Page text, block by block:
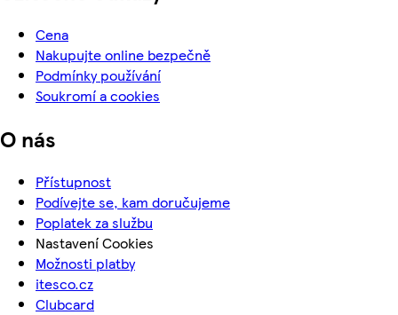
Cena
Nakupujte online bezpečně
Podmínky používání
Soukromí a cookies
O nás
Přístupnost
Podívejte se, kam doručujeme
Poplatek za službu
Nastavení Cookies
Možnosti platby
itesco.cz
Clubcard